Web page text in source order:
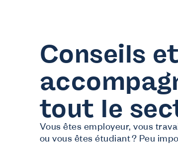
Conseils et
tout le
Vous êtes employeur, vous
ou vous êtes étudiant ? Peu